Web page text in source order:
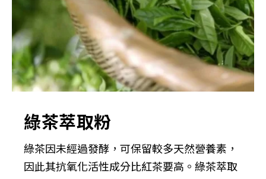
綠茶萃取粉
綠茶因未經過發酵，可保留較多天然營養素，
因此其抗氧化活性成分比紅茶要高。綠茶萃取